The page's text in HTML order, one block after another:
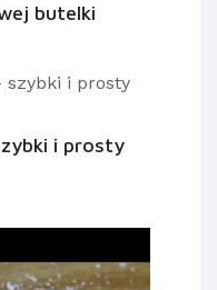
butelki
i prosty